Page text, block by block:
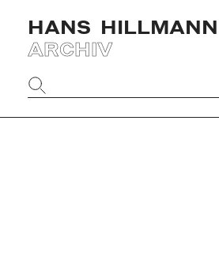
HANS HILLMANN
ARCHIV
Website
durchsuchen